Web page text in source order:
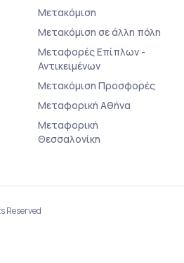
Μετακόμιση
Μετακόμιση σε άλλη πόλη
Μεταφορές Επίπλων -
Αντικειμένων
Μετακόμιση Προσφορές
Μεταφορική Αθήνα
Μεταφορική
Θεσσαλονίκη
Reserved